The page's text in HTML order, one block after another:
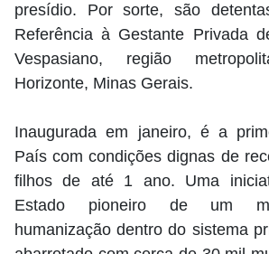
presídio. Por sorte, são
Referência à Gestante Privada
Vespasiano, região
Horizonte, Minas Gerais.
Inaugurada em janeiro, é a
País com condições dignas de
filhos de até 1 ano. Uma
Estado pioneiro de um
humanização dentro do sistema